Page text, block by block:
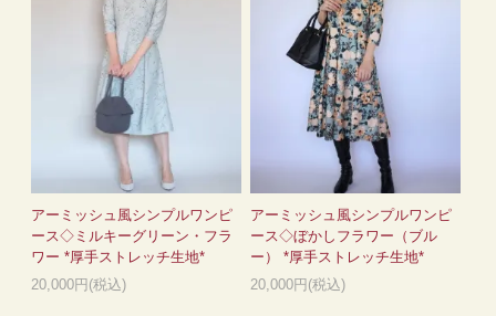
アーミッシュ風シンプルワンピ
ース◇ミルキーグリーン・フラ
ワー *厚手ストレッチ生地*
20,000円(税込)
アーミッシュ風シンプルワンピ
ース◇ぼかしフラワー（ブル
ー） *厚手ストレッチ生地*
20,000円(税込)